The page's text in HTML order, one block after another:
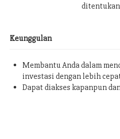
ditentukan
Keunggulan
Membantu Anda dalam
investasi dengan lebih
Dapat diakses kapanpun